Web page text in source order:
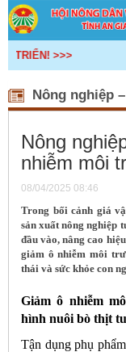
>>>
Nông nghiệp
Nông
nhiễm môi
08/04/2025 08:46
Trong bối cảnh giá
sản xuất nông nghiệp
đầu vào, nâng cao
giảm ô nhiễm môi
thái và sức khỏe con
Giảm ô nhiễm
hình nuôi bò thịt
Tận dụng phụ